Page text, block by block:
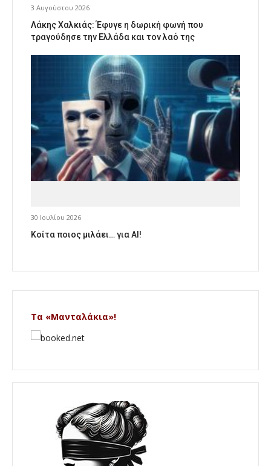
3 Αυγούστου 2026
Λάκης Χαλκιάς: Έφυγε η δωρική φωνή που
τραγούδησε την Ελλάδα και τον λαό της
30 Ιουλίου 2026
Κοίτα ποιος μιλάει… για AI!
Τα «Μανταλάκια»!